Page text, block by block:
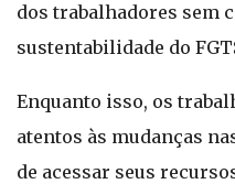
dos trabalhadores sem
sustentabilidade do
Enquanto isso, os
atentos às mudanças
de acessar seus